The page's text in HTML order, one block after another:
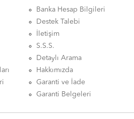
Banka Hesap Bilgileri
Destek Talebi
İletişim
S.S.S.
Detaylı Arama
Hakkımızda
Garanti ve İade
Garanti Belgeleri